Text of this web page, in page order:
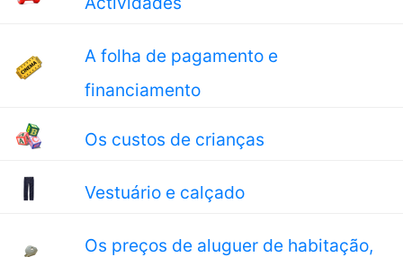
A folha de pagamento e
financiamento
Os custos de crianças
Vestuário e calçado
Os preços de aluguer de habitação,